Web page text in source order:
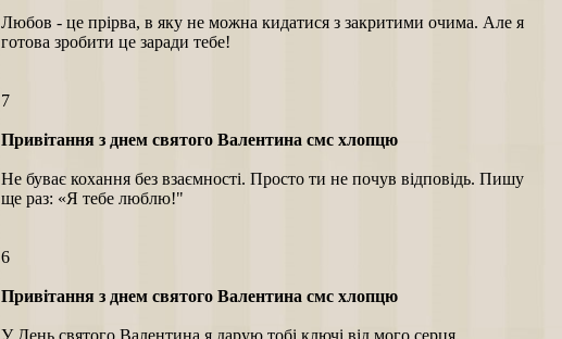
Любов - це прірва, в яку не можна кидатися з закритими очима. Але я
готова зробити це заради тебе!
7
Привітання з днем святого Валентина смс хлопцю
Не буває кохання без взаємності. Просто ти не почув відповідь. Пишу
ще раз: «Я тебе люблю!"
6
Привітання з днем святого Валентина смс хлопцю